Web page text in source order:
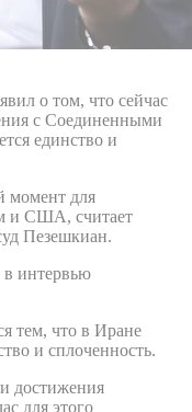
о том, что сейчас
с Соединенными
единство и
момент для
и США, считает
Пезешкиан.
в интервью
тем, что в Иране
и сплоченность.
достижения
для этого